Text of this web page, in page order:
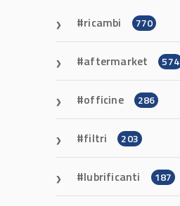
ricambi 770
aftermarket 574
officine 286
filtri 203
lubrificanti 187